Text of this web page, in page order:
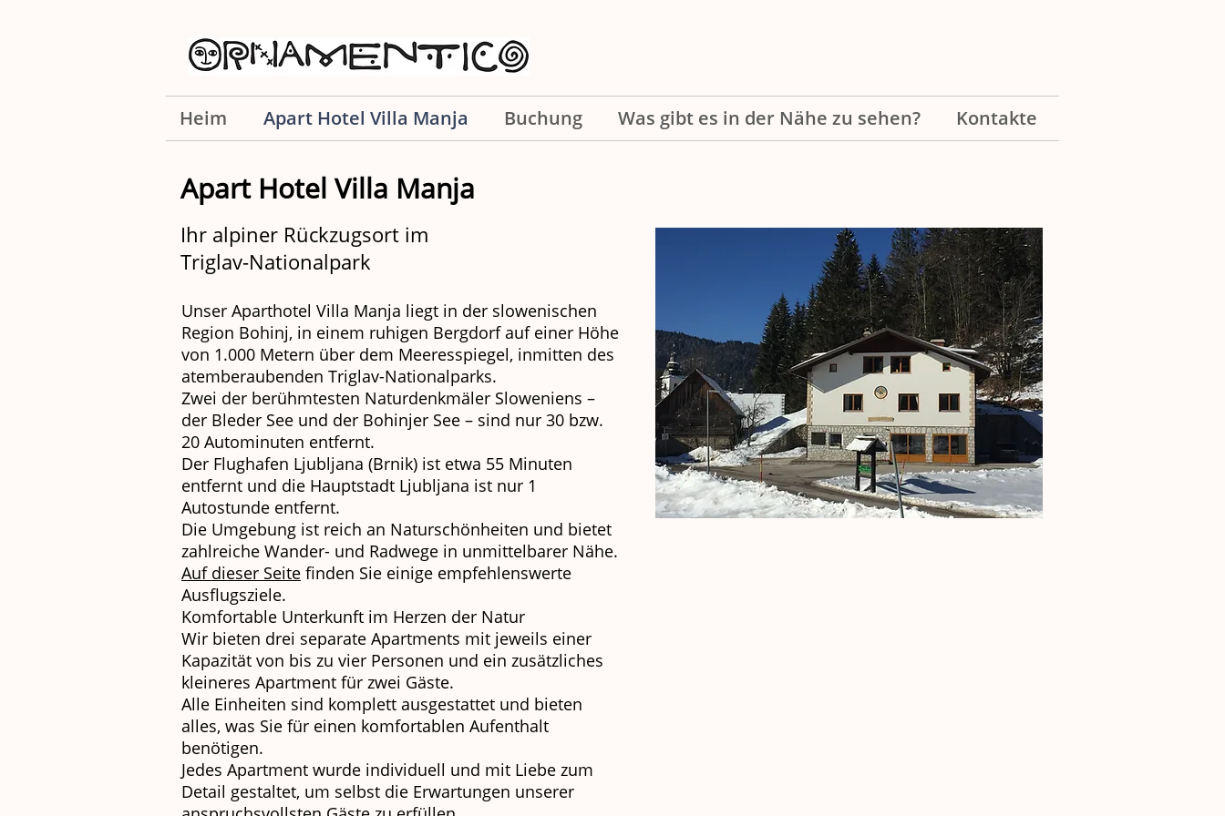
Heim Apart Hotel Villa Manja Buchung Was gibt es in der Nähe zu sehen? Kontakte
Apart Hotel Villa Manja
Ihr alpiner Rückzugsort im
Triglav-Nationalpark
Unser Aparthotel Villa Manja liegt in der slowenischen
Region Bohinj, in einem ruhigen Bergdorf auf einer Höhe
von 1.000 Metern über dem Meeresspiegel, inmitten des
atemberaubenden Triglav-Nationalparks.
Zwei der berühmtesten Naturdenkmäler Sloweniens –
der Bleder See und der Bohinjer See – sind nur 30 bzw.
20 Autominuten entfernt.
Der Flughafen Ljubljana (Brnik) ist etwa 55 Minuten
entfernt und die Hauptstadt Ljubljana ist nur 1
Autostunde entfernt.
Die Umgebung ist reich an Naturschönheiten und bietet
zahlreiche Wander- und Radwege in unmittelbarer Nähe.
Auf dieser Seite finden Sie einige empfehlenswerte
Ausflugsziele.
Komfortable Unterkunft im Herzen der Natur
Wir bieten drei separate Apartments mit jeweils einer
Kapazität von bis zu vier Personen und ein zusätzliches
kleineres Apartment für zwei Gäste.
Alle Einheiten sind komplett ausgestattet und bieten
alles, was Sie für einen komfortablen Aufenthalt
benötigen.
Jedes Apartment wurde individuell und mit Liebe zum
Detail gestaltet, um selbst die Erwartungen unserer